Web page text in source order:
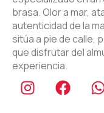
brasa. Olor a mar,
autenticidad de la
sitúa a pie de calle,
que disfrutar del
experiencia.